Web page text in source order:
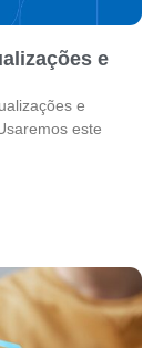
e
e
este